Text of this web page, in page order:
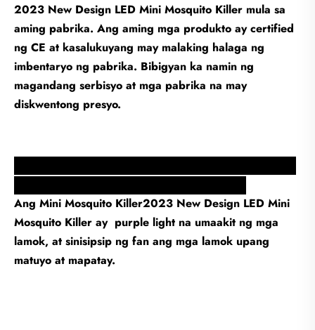
2023 New Design LED Mini Mosquito Killer mula sa
aming pabrika. Ang aming mga produkto ay certified
ng CE at kasalukuyang may malaking halaga ng
imbentaryo ng pabrika. Bibigyan ka namin ng
magandang serbisyo at mga pabrika na may
diskwentong presyo.
Ang Mini Mosquito Killer2023 New Design LED Mini
Mosquito Killer ay purple light na umaakit ng mga
lamok, at sinisipsip ng fan ang mga lamok upang
matuyo at mapatay.